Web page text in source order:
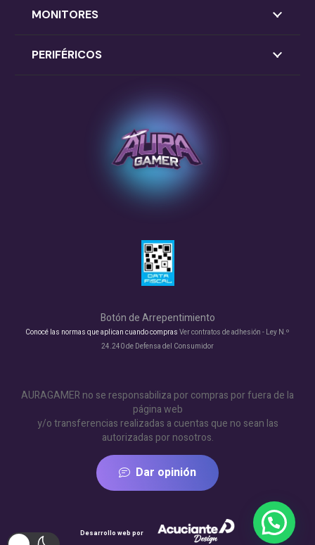
MONITORES
PERIFÉRICOS
Botón de Arrepentimiento
Conocé las normas que aplican cuando compras Ver contratos de adhesión - Ley N.º
24.240 de Defensa del Consumidor
AURAGAMER no se responsabiliza por compras por fuera de la
página web
y/o transferencias realizadas a cuentas que no sean las
autorizadas por nosotros.
Dar opinión
Desarrollo web por